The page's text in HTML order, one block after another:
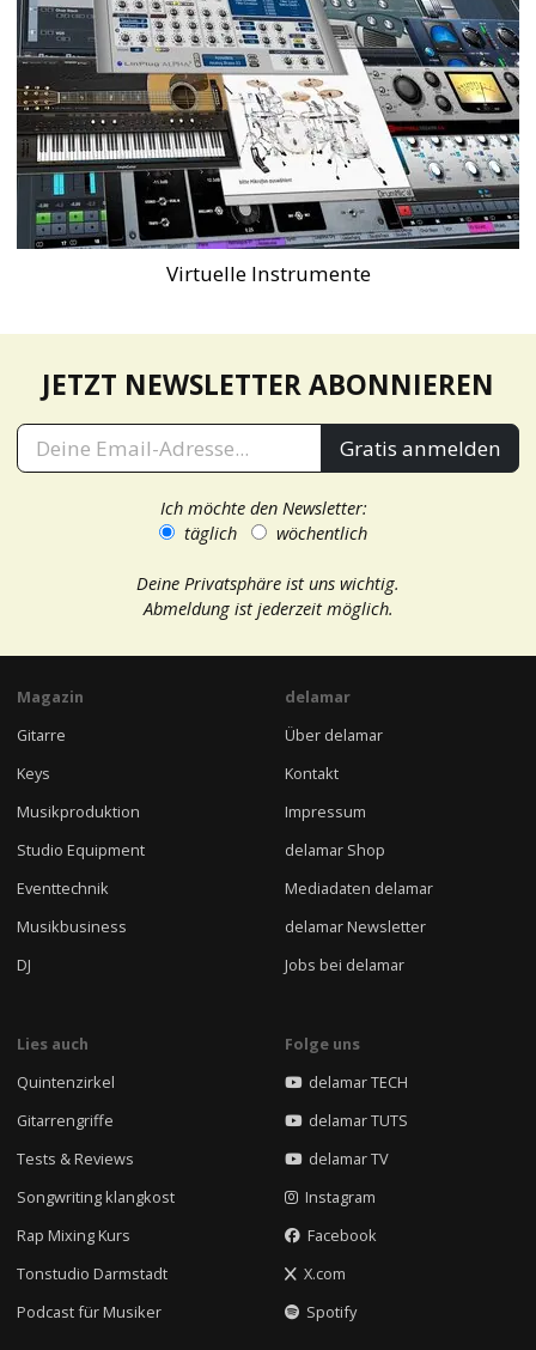
Virtuelle Instrumente
JETZT NEWSLETTER ABONNIEREN
Gratis anmelden
Ich möchte den Newsletter:
täglich
wöchentlich
Deine Privatsphäre ist uns wichtig.
Abmeldung ist jederzeit möglich.
Magazin
Gitarre
Keys
Musikproduktion
Studio Equipment
Eventtechnik
Musikbusiness
DJ
delamar
Über delamar
Kontakt
Impressum
delamar Shop
Mediadaten delamar
delamar Newsletter
Jobs bei delamar
Lies auch
Quintenzirkel
Gitarrengriffe
Tests & Reviews
Songwriting klangkost
Rap Mixing Kurs
Tonstudio Darmstadt
Podcast für Musiker
Folge uns
delamar TECH
delamar TUTS
delamar TV
Instagram
Facebook
X.com
Spotify